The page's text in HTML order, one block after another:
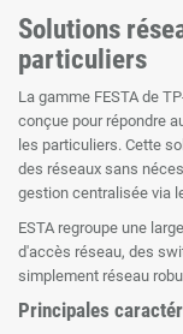
Solutions
particuliers
La gamme FESTA de
conçue pour répondre
les particuliers. Cette
des réseaux sans
gestion centralisée via
ESTA regroupe une
d'accès réseau, des
simplement réseau
Principales